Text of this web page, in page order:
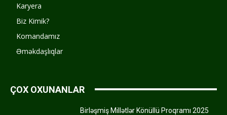
Karyera
Biz Kimik?
Komandamız
Əməkdaşlıqlar
ÇOX OXUNANLAR
Birləşmiş Millətlər Könüllü Proqramı 2025